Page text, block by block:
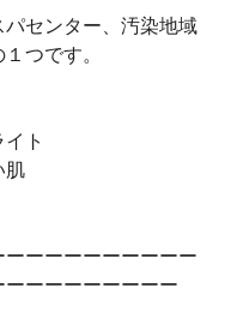
センター、汚染地域
つです。
ト
肌
ーーーーーーーーー
ーーーーーーーー